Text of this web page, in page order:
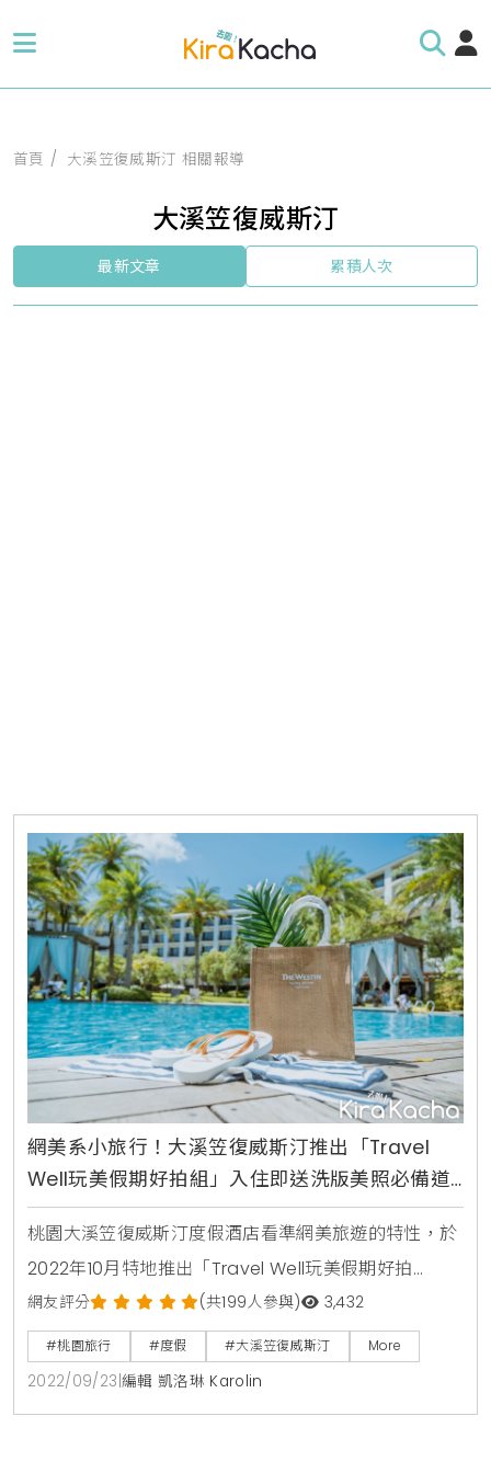
首頁 大溪笠復威斯汀 相關報導
大溪笠復威斯汀
最新文章 累積人次
網美系小旅行！大溪笠復威斯汀推出「Travel
Well玩美假期好拍組」入住即送洗版美照必備道
具組，再加碼贈輕奢 vacanza 純銀手鍊
桃園大溪笠復威斯汀度假酒店看準網美旅遊的特性，於
2022年10月特地推出「Travel Well玩美假期好拍
組」，只要於活動期間入住指定套房，即可獲得獨家限
量拍照道具組，更加碼贈送vacanza Vclass微奢輕珠
寶支線純銀手鍊，讓旅遊注入新時尚，帶來時髦經濟。
大溪笠復威斯汀擁有得天獨厚的環山綠意、南洋度假風
網友評分 (共199人參與) 3,432
#桃園旅行 #度假 #大溪笠復威斯汀 More
2022/09/23 編輯 凱洛琳 Karolin